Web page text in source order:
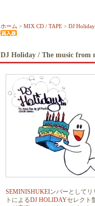
ホーム > MIX CD / TAPE > DJ
DJ Holiday / The music from
SEMINISHUKEIンバーとして
トによるDJ HOLIDAYセレクト